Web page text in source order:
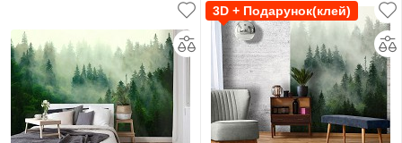
3D + Подарунок(клей)